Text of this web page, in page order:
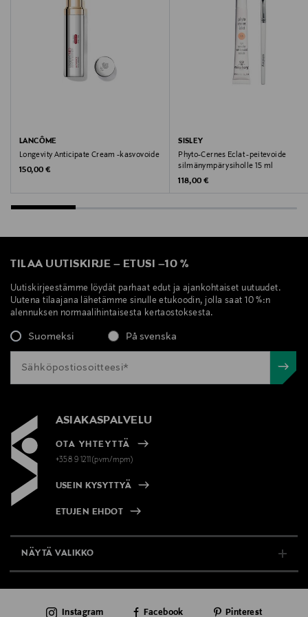
DIPOLYHYDROXYSTEARATE, ISOSTEARYL SEBACATE,
ETHYLHEXYLGLYCERIN, POLYSORBATE 60, SORBITAN
ISOSTEARATE, DISODIUM STEAROYL GLUTAMATE,
PENTYLENE GLYCOL, ARGININE, ALUMINUM
HYDROXIDE, CITRIC ACID, SORBIC ACID, SODIUM
CI 77499)].
Valmistajan tuotenumero
9161522
Valmistaja
Sisley
3, Avenue de Friedland, 75008 Paris, France
francoise.gillet@sisley.fr
Avainsanat
Sisley, Phyto-Cernes Eclat, peitevoidesilmille,
peitevoide, sävytetty, silmänympärysvoide
LANCÔME
Longevity Anticipate Cream -kasvovoide
Original Price
150,00 €
SISLEY
Phyto-Cernes Eclat -peitevoide
silmänympärysiholle 15 ml
Original Price
118,00 €
TILAA UUTISKIRJE – ETUSI –10 %
Uutiskirjeestämme löydät parhaat edut ja ajankohtaiset uutuudet.
Uutena tilaajana lähetämme sinulle etukoodin, jolla saat 10 %:n
alennuksen normaalihintaisesta kertaostoksesta.
Suomeksi På svenska
ASIAKASPALVELU
OTA YHTEYTTÄ
+358 9 1211(pvm/mpm)
USEIN KYSYTTYÄ
ETUJEN EHDOT
NÄYTÄ VALIKKO
Instagram Facebook Pinterest